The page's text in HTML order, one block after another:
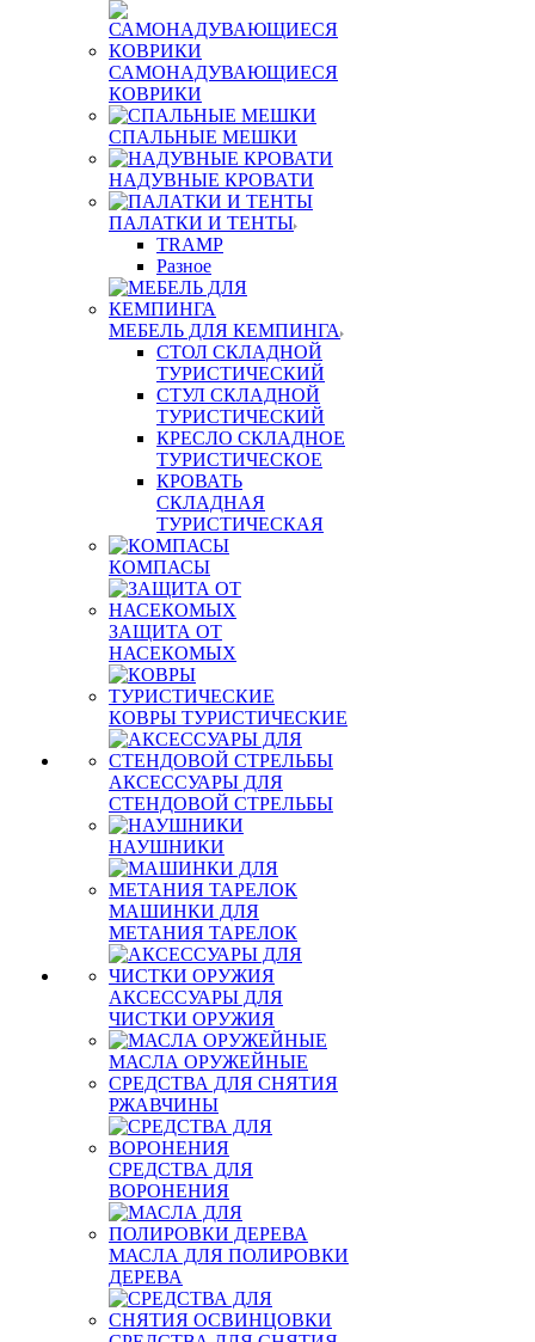
САМОНАДУВАЮЩИЕСЯ
КОВРИКИ
СПАЛЬНЫЕ МЕШКИ
НАДУВНЫЕ КРОВАТИ
ПАЛАТКИ И ТЕНТЫ
TRAMP
Разное
МЕБЕЛЬ ДЛЯ КЕМПИНГА
СТОЛ СКЛАДНОЙ
ТУРИСТИЧЕСКИЙ
СТУЛ СКЛАДНОЙ
ТУРИСТИЧЕСКИЙ
КРЕСЛО СКЛАДНОЕ
ТУРИСТИЧЕСКОЕ
КРОВАТЬ
СКЛАДНАЯ
ТУРИСТИЧЕСКАЯ
КОМПАСЫ
ЗАЩИТА ОТ
НАСЕКОМЫХ
КОВРЫ ТУРИСТИЧЕСКИЕ
АКСЕССУАРЫ ДЛЯ
СТЕНДОВОЙ СТРЕЛЬБЫ
НАУШНИКИ
МАШИНКИ ДЛЯ
МЕТАНИЯ ТАРЕЛОК
АКСЕССУАРЫ ДЛЯ
ЧИСТКИ ОРУЖИЯ
МАСЛА ОРУЖЕЙНЫЕ
СРЕДСТВА ДЛЯ СНЯТИЯ
РЖАВЧИНЫ
СРЕДСТВА ДЛЯ
ВОРОНЕНИЯ
МАСЛА ДЛЯ ПОЛИРОВКИ
ДЕРЕВА